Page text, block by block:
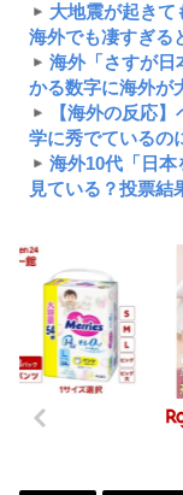
大地震が起きて
海外でも凄すぎる
海外「さすが日
かる数字に海外が
【海外の反応
学に秀でているの
海外10代「日
見ている？投票結